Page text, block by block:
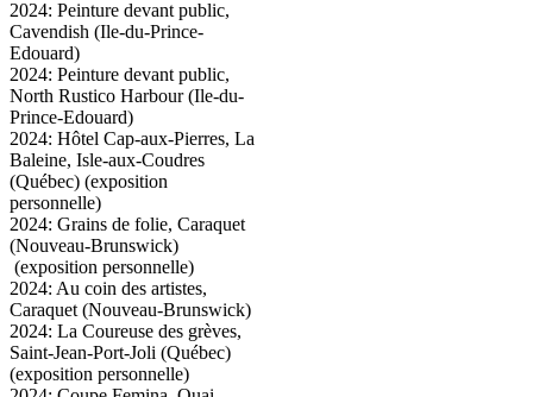
2024: Peinture devant public,
Cavendish (Ile-du-Prince-
Edouard)
2024: Peinture devant public,
North Rustico Harbour (Ile-du-
Prince-Edouard)
2024: Hôtel Cap-aux-Pierres, La
Baleine, Isle-aux-Coudres
(Québec) (exposition
personnelle)
2024: Grains de folie, Caraquet
(Nouveau-Brunswick)
(exposition personnelle)
2024: Au coin des artistes,
Caraquet (Nouveau-Brunswick)
2024: La Coureuse des grèves,
Saint-Jean-Port-Joli (Québec)
(exposition personnelle)